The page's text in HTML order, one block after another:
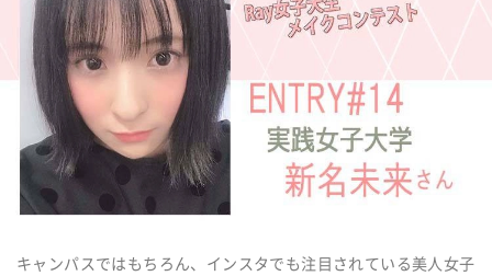
キャンパスではもちろん、インスタでも注目されている美人女子